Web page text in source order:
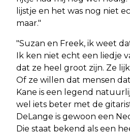
lijstje en het was nog niet
maar."
"Suzan en Freek, ik weet
Ik ken niet echt een liedje
dat ze heel groot zijn. Ze
Of ze willen dat mensen
Kane is een legend
wel iets beter met de
DeLange is gewoon een
Die staat bekend als een